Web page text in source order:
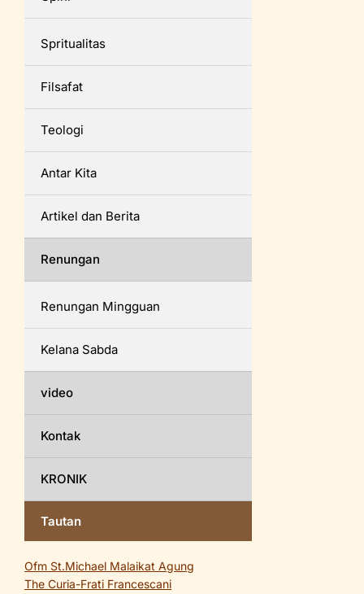
Spritualitas
Filsafat
Teologi
Antar Kita
Artikel dan Berita
Renungan
Renungan Mingguan
Kelana Sabda
video
Kontak
KRONIK
Tautan
Ofm St.Michael Malaikat Agung
The Curia-Frati Francescani